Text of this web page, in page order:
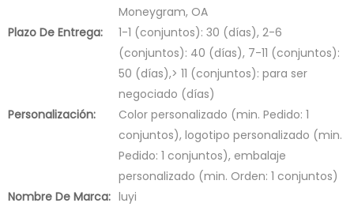
Moneygram, OA
Plazo De Entrega:
1-1 (conjuntos): 30 (días), 2-6
(conjuntos): 40 (días), 7-11 (conjuntos):
50 (días),> 11 (conjuntos): para ser
negociado (días)
Personalización:
Color personalizado (min. Pedido: 1
conjuntos), logotipo personalizado (min.
Pedido: 1 conjuntos), embalaje
personalizado (min. Orden: 1 conjuntos)
Nombre De Marca: luyi